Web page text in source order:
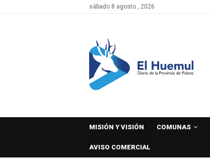
sábado 8 agosto , 2026
MISIÓN Y VISIÓN COMUNAS
AVISO COMERCIAL